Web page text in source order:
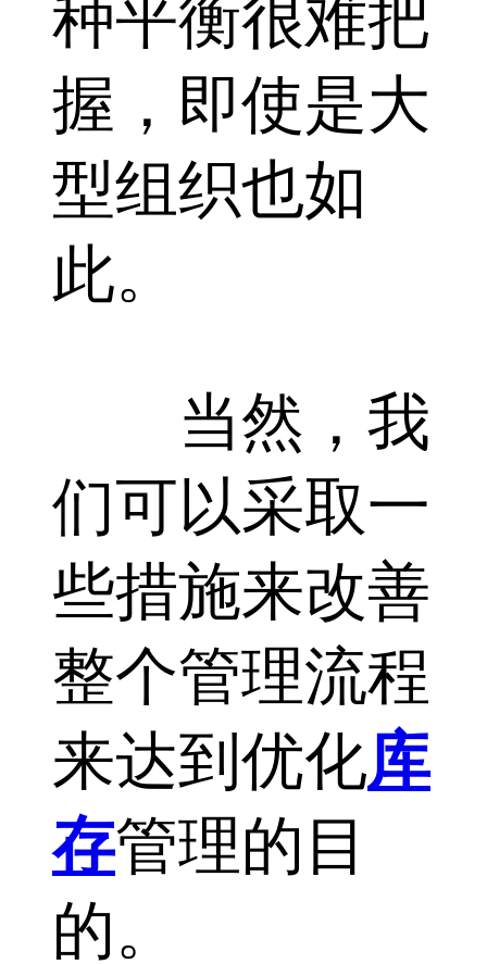
种平衡很难把
握，即使是大
型组织也如
此。
当然，我
们可以采取一
些措施来改善
整个管理流程
来达到优化库
存管理的目
的。